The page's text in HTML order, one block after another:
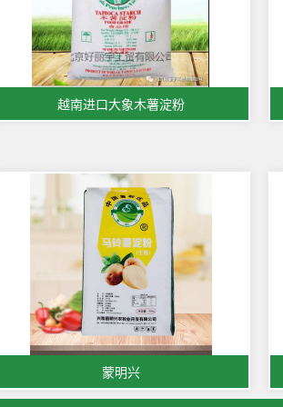
越南进口大象木薯淀粉
蒙明兴